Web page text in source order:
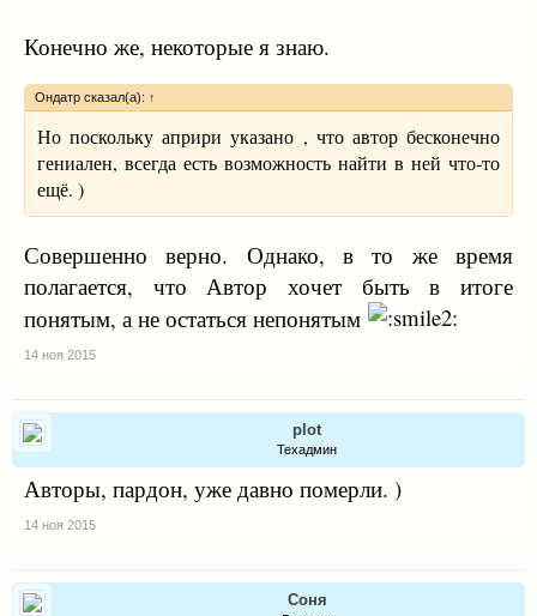
Конечно же, некоторые я знаю.
Ондатр сказал(а): ↑
Но поскольку априри указано , что автор бесконечно
гениален, всегда есть возможность найти в ней что-то
ещё. )
Совершенно верно. Однако, в то же время
полагается, что Автор хочет быть в итоге
понятым, а не остаться непонятым
14 ноя 2015
plot
Техадмин
Авторы, пардон, уже давно померли. )
14 ноя 2015
Соня